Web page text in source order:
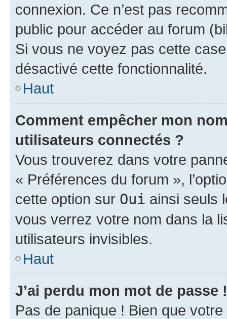
connexion. Ce n’est pas
public pour accéder au forum
Si vous ne voyez pas cette
désactivé cette fonctionnalité.
Haut
Comment empêcher mon
utilisateurs connectés ?
Vous trouverez dans votre
« Préférences du forum »,
cette option sur Oui ainsi seuls
vous verrez votre nom dans la
utilisateurs invisibles.
Haut
J’ai perdu mon mot de passe !
Pas de panique ! Bien que